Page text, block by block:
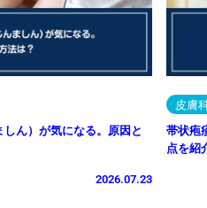
ん）が気になる。原因と
2026.07.23
皮膚
帯状疱
点を紹